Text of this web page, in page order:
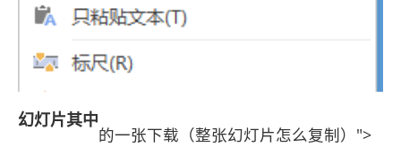
幻灯片其中
的一张下载（整张幻灯片怎么复制）">